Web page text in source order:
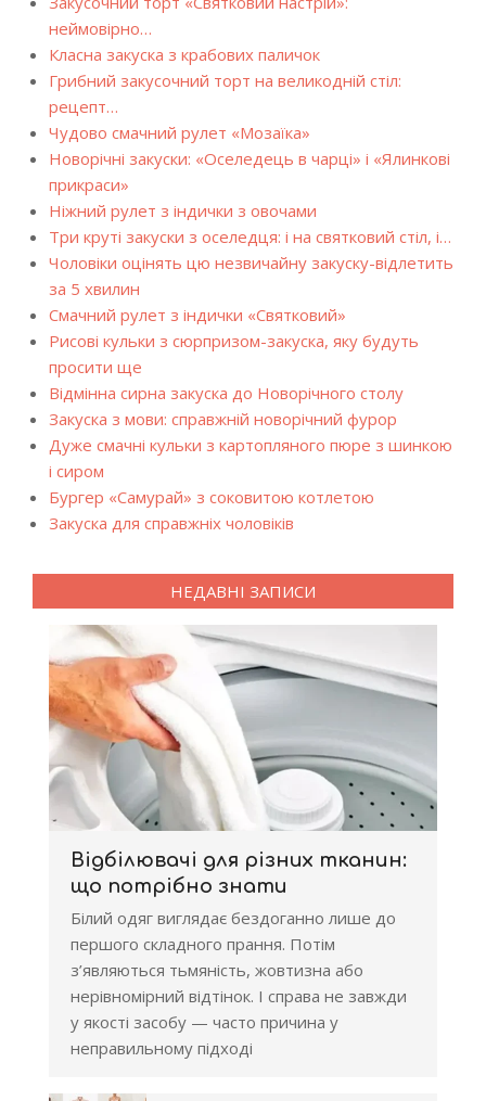
неймовірно…
Класна закуска з крабових паличок
Грибний закусочний торт на великодній стіл:
рецепт…
Чудово смачний рулет «Мозаїка»
Новорічні закуски: «Оселедець в чарці» і «Ялинкові
прикраси»
Ніжний рулет з індички з овочами
Три круті закуски з оселедця: і на святковий стіл, і…
Чоловіки оцінять цю незвичайну закуску-відлетить
за 5 хвилин
Смачний рулет з індички «Святковий»
Рисові кульки з сюрпризом-закуска, яку будуть
просити ще
Відмінна сирна закуска до Новорічного столу
Закуска з мови: справжній новорічний фурор
Дуже смачні кульки з картопляного пюре з шинкою
і сиром
Бургер «Самурай» з соковитою котлетою
Закуска для справжніх чоловіків
НЕДАВНІ ЗАПИСИ
Відбілювачі для різних тканин:
що потрібно знати
Білий одяг виглядає бездоганно лише до
першого складного прання. Потім
з’являються тьмяність, жовтизна або
нерівномірний відтінок. І справа не завжди
у якості засобу — часто причина у
неправильному підході